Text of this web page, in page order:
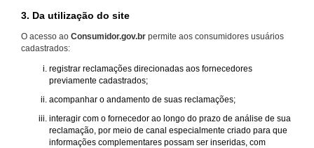
3. Da utilização do site
O acesso ao Consumidor.gov.br permite aos consumidores usuários
cadastrados:
registrar reclamações direcionadas aos fornecedores
previamente cadastrados;
acompanhar o andamento de suas reclamações;
interagir com o fornecedor ao longo do prazo de análise de sua
reclamação, por meio de canal especialmente criado para que
informações complementares possam ser inseridas, com